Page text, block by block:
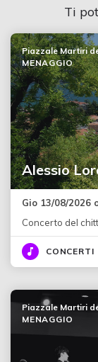
Ti
Alessio
Piazzale Martiri
MENAGGIO
Gio 13/08/2026
Concerto del
CONCERTI
Piazzale Martiri
MENAGGIO